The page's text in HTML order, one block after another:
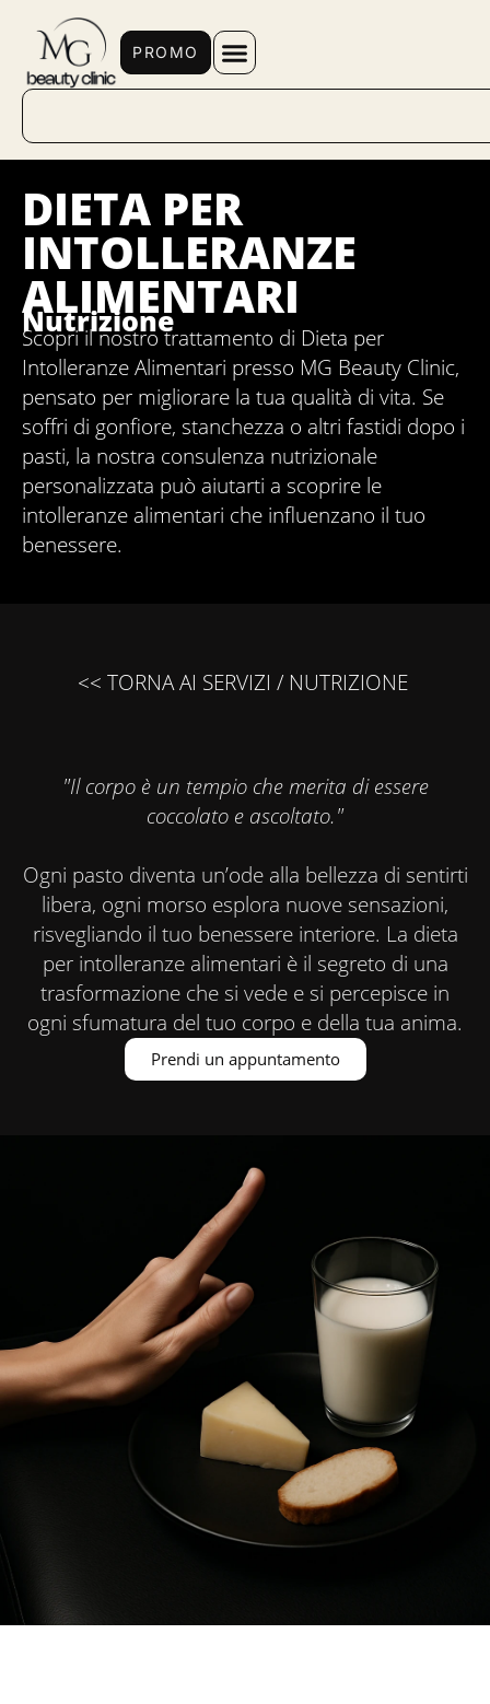
PROMO
DIETA PER
INTOLLERANZE
ALIMENTARI
Nutrizione
Scopri il nostro trattamento di Dieta per
Intolleranze Alimentari presso MG Beauty Clinic,
pensato per migliorare la tua qualità di vita. Se
soffri di gonfiore, stanchezza o altri fastidi dopo i
pasti, la nostra consulenza nutrizionale
personalizzata può aiutarti a scoprire le
intolleranze alimentari che influenzano il tuo
benessere.
<< TORNA AI SERVIZI / NUTRIZIONE
"Il corpo è un tempio che merita di essere
coccolato e ascoltato."
Ogni pasto diventa un’ode alla bellezza di sentirti
libera, ogni morso esplora nuove sensazioni,
risvegliando il tuo benessere interiore. La dieta
per intolleranze alimentari è il segreto di una
trasformazione che si vede e si percepisce in
ogni sfumatura del tuo corpo e della tua anima.
Prendi un appuntamento